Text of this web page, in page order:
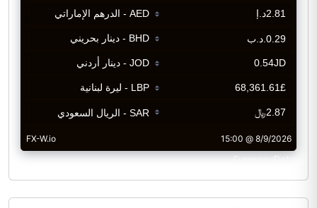
CurrencyRate